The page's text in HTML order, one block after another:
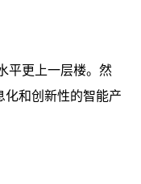
平更上一层楼。然
化和创新性的智能产